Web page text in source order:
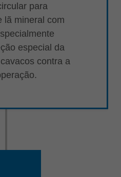
para
lã mineral com
especial da
contra a